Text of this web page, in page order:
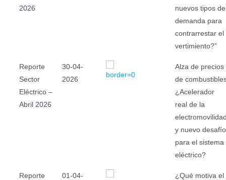
2026
nuevos tipos de
demanda para
contrarrestar el
vertimiento?”
Reporte
Sector
Eléctrico –
Abril 2026
30-04-
2026
Alza de precios
de
¿Acelerador
real de la
y nuevo desafío
para el sistema
eléctrico?
Reporte
01-04-
¿Qué motiva el